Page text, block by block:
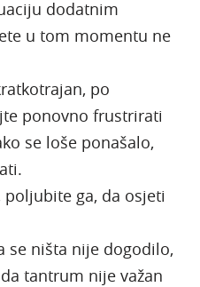
dodatnim
u tom momentu ne
po
ponovno frustrirati
se loše ponašalo,
ga, da osjeti
ništa nije dogodilo,
tantrum nije važan